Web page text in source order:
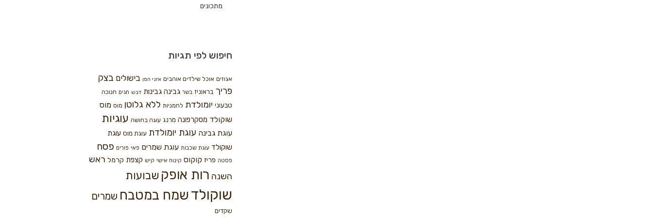
מתכונים
חיפוש לפי תגיות
אגוזים אוכל שילדים אוהבים אזני המן בישולים בצק
פריך בראוניז בשר גבינה גבינות דבש חגים חנוכה
טבעוני יומולדת לחמניות ללא גלוטן מוס מוס
שוקולד מסקרפונה מרנג עוגה בחושה עוגיות
עוגת גבינה עוגת יומולדת עוגת מוס עוגת
שוקולד עוגת שכבות עוגת שמרים פאי פורים פסח
פסטה פריז קוקוס קינוח אישי קיש קצפת קרמל ראש
השנה רות אופק שבועות
שוקולד שמח במטבח שמרים
שקדים